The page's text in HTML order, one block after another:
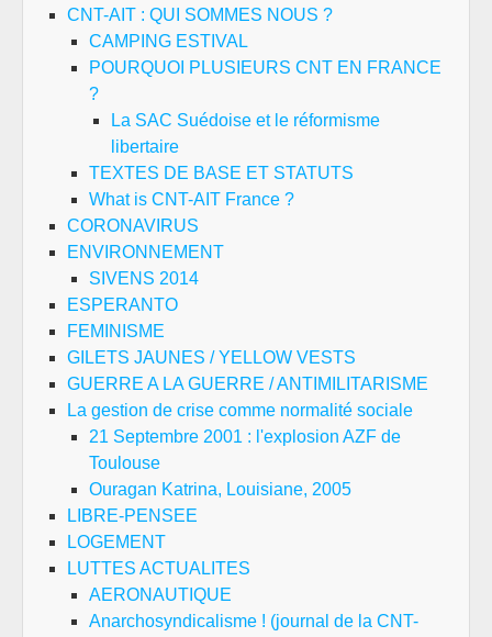
CNT-AIT : QUI SOMMES NOUS ?
CAMPING ESTIVAL
POURQUOI PLUSIEURS CNT EN FRANCE
?
La SAC Suédoise et le réformisme
libertaire
TEXTES DE BASE ET STATUTS
What is CNT-AIT France ?
CORONAVIRUS
ENVIRONNEMENT
SIVENS 2014
ESPERANTO
FEMINISME
GILETS JAUNES / YELLOW VESTS
GUERRE A LA GUERRE / ANTIMILITARISME
La gestion de crise comme normalité sociale
21 Septembre 2001 : l'explosion AZF de
Toulouse
Ouragan Katrina, Louisiane, 2005
LIBRE-PENSEE
LOGEMENT
LUTTES ACTUALITES
AERONAUTIQUE
Anarchosyndicalisme ! (journal de la CNT-